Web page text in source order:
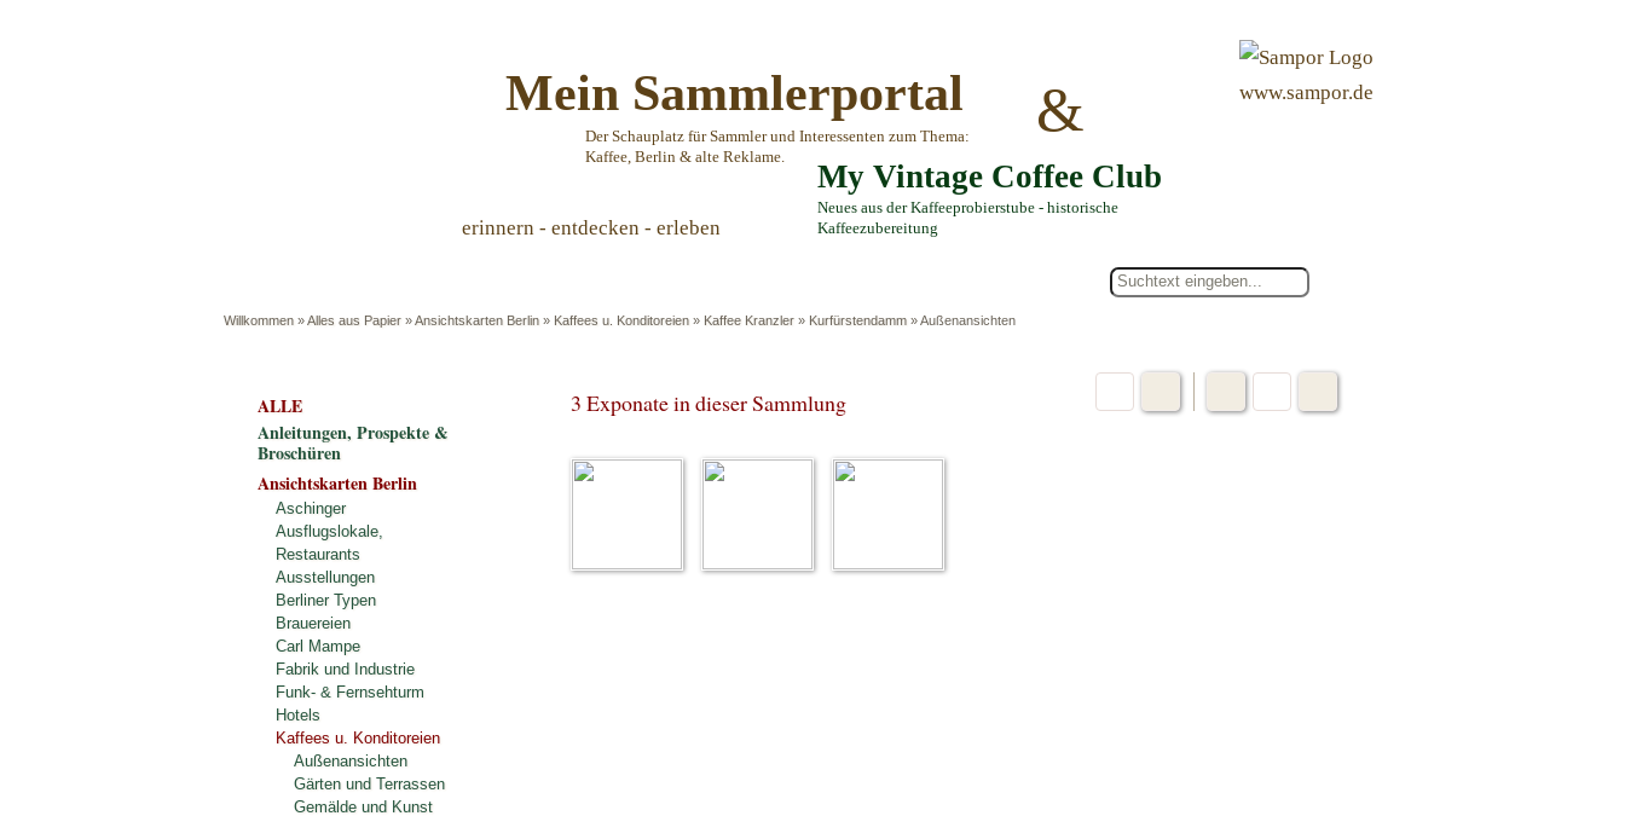
Mein Sammlerportal
Der Schauplatz für Sammler und Interessenten zum Thema:
Kaffee, Berlin & alte Reklame.
&
My Vintage Coffee Club
Neues aus der Kaffeeprobierstube - historische
Kaffeezubereitung
www.sampor.de
erinnern - entdecken - erleben
Willkommen »Alles aus Papier »Ansichtskarten Berlin » Kaffees u. Konditoreien » Kaffee Kranzler » Kurfürstendamm »Außenansichten
3 Exponate in dieser Sammlung
ALLE
Anleitungen, Prospekte &
Broschüren
Ansichtskarten Berlin
Aschinger
Ausflugslokale,
Restaurants
Ausstellungen
Berliner Typen
Brauereien
Carl Mampe
Fabrik und Industrie
Funk- & Fernsehturm
Hotels
Kaffees u. Konditoreien
Außenansichten
Gärten und Terrassen
Gemälde und Kunst